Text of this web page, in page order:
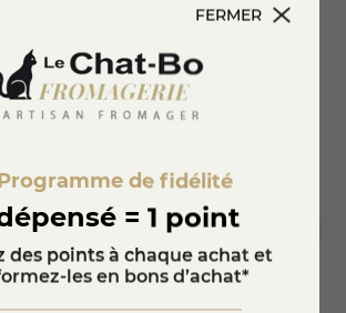
FERMER
de fidélité
= 1 point
des points à chaque achat et
les en bons d’achat*